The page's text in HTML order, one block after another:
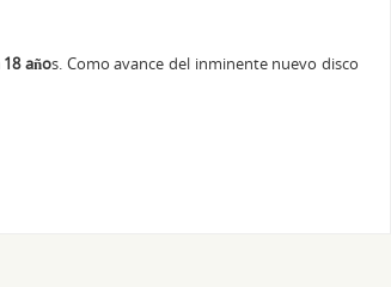
años. Como avance del inminente nuevo disco